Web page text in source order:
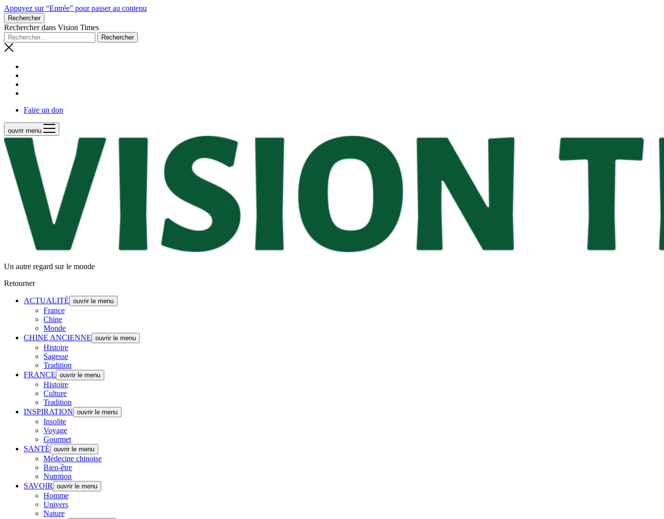
Appuyez sur “Entrée” pour passer au contenu
Rechercher
Rechercher dans Vision Times
Faire un don
ouvrir menu
Un autre regard sur le monde
Retourner
ACTUALITÉ ouvrir le menu
France
Chine
Monde
CHINE ANCIENNE ouvrir le menu
Histoire
Sagesse
Tradition
FRANCE ouvrir le menu
Histoire
Culture
Tradition
INSPIRATION ouvrir le menu
Insolite
Voyage
Gourmet
SANTÉ ouvrir le menu
Médecine chinoise
Bien-être
Nutrition
SAVOIR
ouvrir le menu
Homme
Univers
Nature